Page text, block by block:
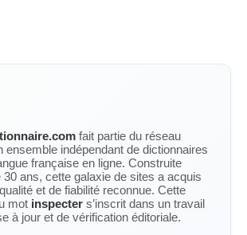
fait partie du réseau
ensemble indépendant de dictionnaires
française en ligne. Construite
30 ans, cette galaxie de sites a acquis
et de fiabilité reconnue. Cette
mot inspecter s’inscrit dans un travail
à jour et de vérification éditoriale.